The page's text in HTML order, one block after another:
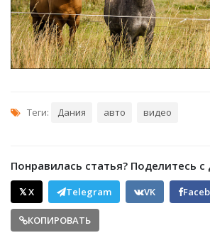
Теги: Дания авто видео
Понравилась статья? Поделитесь с
𝕏 X Telegram VK
КОПИРОВАТЬ